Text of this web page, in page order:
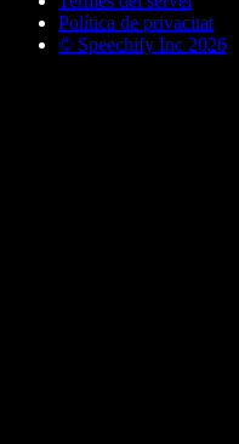
Política de privacitat
© Speechify Inc 2026